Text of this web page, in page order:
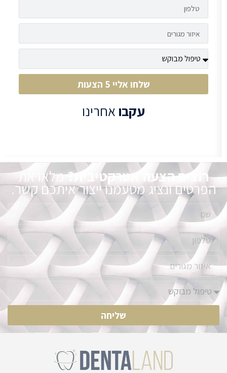
שלחו אליי 5 הצעות
עקבואחרינו
רוצים הצעה אטרקטיבית?מלאו את
הפרטים ונציג מטעמנו ייצור איתכם קשר.
שליחה